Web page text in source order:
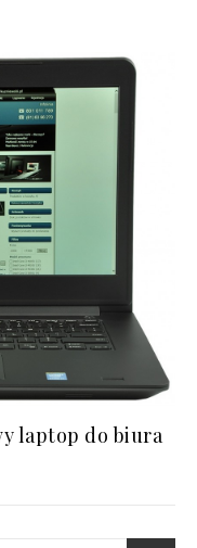
laptop do biura